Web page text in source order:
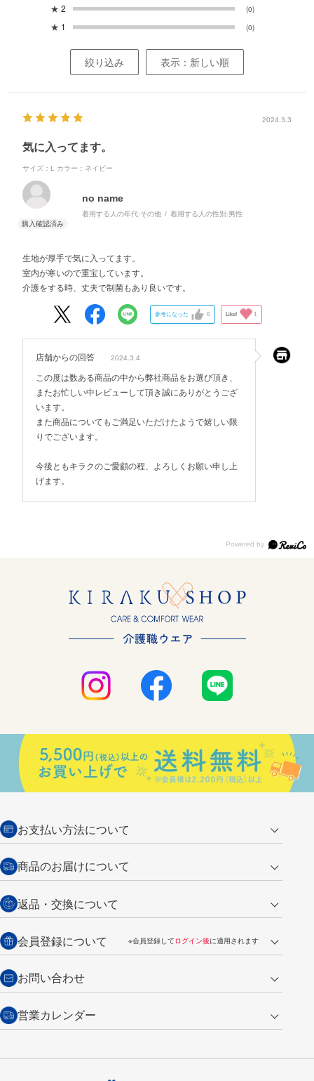
★ 2 (0)
★ 1 (0)
絞り込み 表示：新しい順
2024.3.3
気に入ってます。
サイズ：L カラー：ネイビー
no name
着用する人の年代:その他 着用する人の性別:男性
生地が厚手で気に入ってます。
室内が寒いので重宝しています。
介護をする時、丈夫で制菌もあり良いです。
参考になった 0 Like! 1
店舗からの回答 2024.3.4
この度は数ある商品の中から弊社商品をお選び頂き、
またお忙しい中レビューして頂き誠にありがとうござ
います。
また商品についてもご満足いただけたようで嬉しい限
りでございます。
今後ともキラクのご愛顧の程、よろしくお願い申し上
げます。
お支払い方法について
クレジットカード
代金引換
銀行振込【前払い】
商品のお届けについて
営業日午前11時までの決済完了の
ご注文は翌営業日の発送
送料：全国一律 660円（税込）
詳しくはご利用ガイドをご覧ください。
返品・交換について
返品の場合
商品到着後7日以内・未使用品に限り返品を承ります。問い合わせフォーム
い。
商品到着後7日以内に限り交換を承ります。
からご連絡
会員登録について ※会員登録してログイン後に適用されます
・新規ご入会で
・税込み2,200円以上のお買い上げで
・次回のお買い物に使えるポイントがお買い上げごとに
ント 付与されます。
お問い合わせ
トンボ製品・サービスに関する
お問い合わせ
営業カレンダー